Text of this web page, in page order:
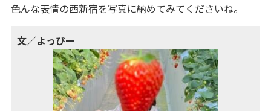
色んな表情の西新宿を写真に納めてみてくださいね。
文／よっぴー